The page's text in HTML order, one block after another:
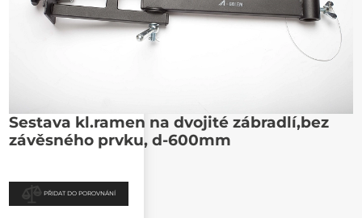
Sestava kl.ramen na dvojité zábradlí,bez
závěsného prvku, d-600mm
PŘIDAT DO POROVNÁNÍ